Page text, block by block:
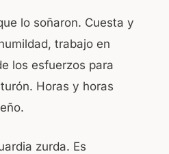
lo soñaron. Cuesta y
trabajo en
los esfuerzos para
Horas y horas
zurda. Es